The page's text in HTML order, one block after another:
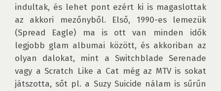
indultak, és lehet pont ezért ki is magaslottak
az akkori mezőnyből. Első, 1990-es lemezük
(Spread Eagle) ma is ott van minden idők
legjobb glam albumai között, és akkoriban az
olyan dalokat, mint a Switchblade Serenade
vagy a Scratch Like a Cat még az MTV is sokat
játszotta, sőt pl. a Suzy Suicide nálam is sűrűn